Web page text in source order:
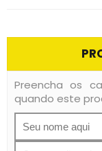
Preencha os
quando este